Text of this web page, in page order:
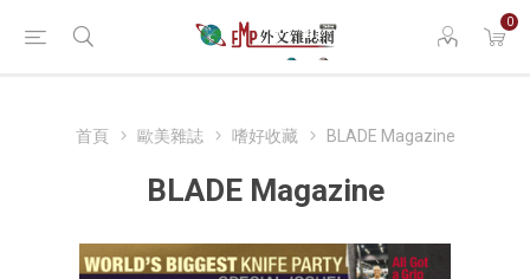
0
首頁 歐美雜誌 嗜好收藏 BLADE Magazine
BLADE Magazine